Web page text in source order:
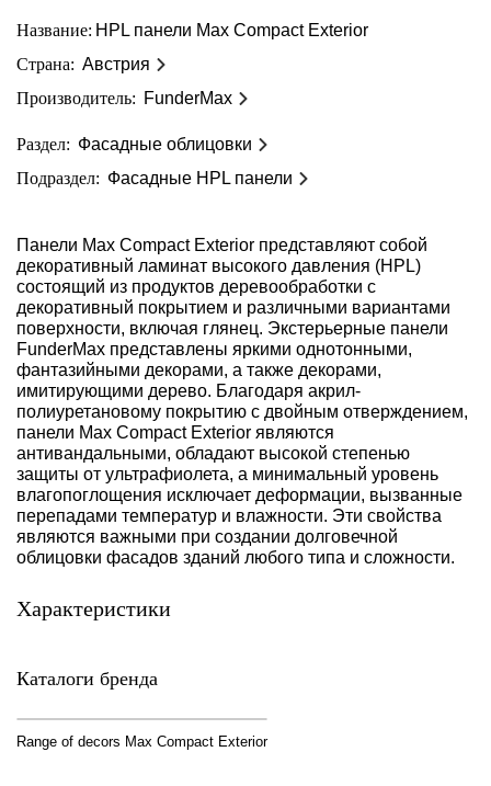
Название: HPL панели Max Compact Exterior
Страна: Австрия
Производитель: FunderMax
Раздел: Фасадные облицовки
Подраздел: Фасадные HPL панели
Панели Max Compact Exterior представляют собой
декоративный ламинат высокого давления (HPL)
состоящий из продуктов деревообработки с
декоративный покрытием и различными вариантами
поверхности, включая глянец. Экстерьерные панели
FunderMax представлены яркими однотонными,
фантазийными декорами, а также декорами,
имитирующими дерево. Благодаря акрил-
полиуретановому покрытию с двойным отверждением,
панели Max Compact Exterior являются
антивандальными, обладают высокой степенью
защиты от ультрафиолета, а минимальный уровень
влагопоглощения исключает деформации, вызванные
перепадами температур и влажности. Эти свойства
являются важными при создании долговечной
облицовки фасадов зданий любого типа и сложности.
Характеристики
Каталоги бренда
Range of decors Max Compact Exterior